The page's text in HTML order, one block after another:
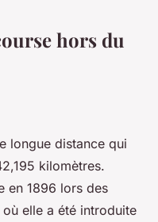
hors du
longue distance qui
kilomètres.
en 1896 lors des
elle a été introduite